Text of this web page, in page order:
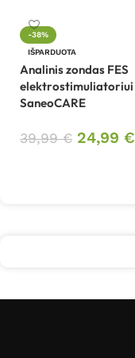
-38%
IŠPARDUOTA
Analinis zondas FES
elektrostimuliatoriui
SaneoCARE
39,99€ 24,99 €